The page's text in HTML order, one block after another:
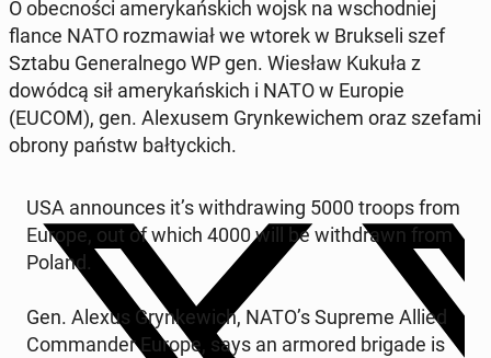
O obec­no­ści ame­ry­kań­skich wojsk na wschod­niej
flance NATO roz­ma­wiał we wtorek w Bruk­se­li szef
Sztabu Ge­ne­ral­ne­go WP gen. Wiesław Kukuła z
dowódcą sił ame­ry­kań­skich i NATO w Europie
(EUCOM), gen. Ale­xu­sem Gryn­ke­wi­chem oraz szefami
obrony państw bał­tyc­kich.
USA an­no­un­ces it’s wi­th­dra­wing 5000 troops from
Europe, out of which 4000 will be wi­th­drawn from
Poland.
Gen. Alexus Gryn­ke­wich, NATO’s Supreme Allied
Com­man­der Europe, says an armored brigade is